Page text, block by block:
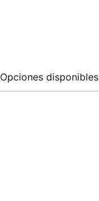
Opciones disponibles